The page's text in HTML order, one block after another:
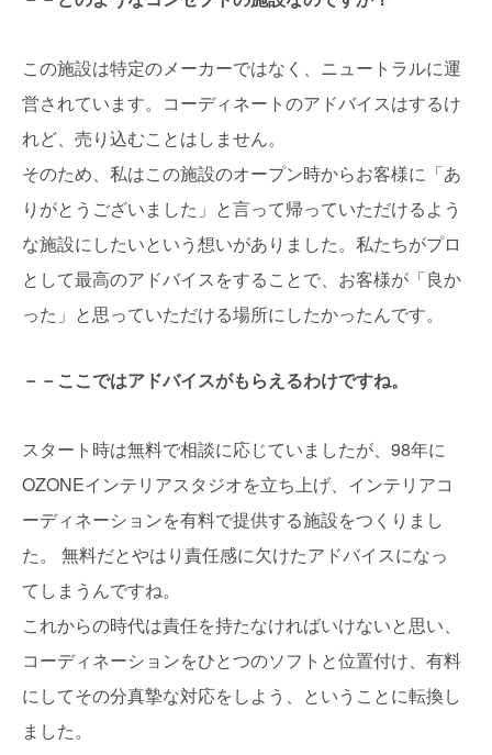
この施設は特定のメーカーではなく、ニュートラルに運
営されています。コーディネートのアドバイスはするけ
れど、売り込むことはしません。
そのため、私はこの施設のオープン時からお客様に「あ
りがとうございました」と言って帰っていただけるよう
な施設にしたいという想いがありました。私たちがプロ
として最高のアドバイスをすることで、お客様が「良か
った」と思っていただける場所にしたかったんです。
－－ここではアドバイスがもらえるわけですね。
スタート時は無料で相談に応じていましたが、98年に
OZONEインテリアスタジオを立ち上げ、インテリアコ
ーディネーションを有料で提供する施設をつくりまし
た。 無料だとやはり責任感に欠けたアドバイスになっ
てしまうんですね。
これからの時代は責任を持たなければいけないと思い、
コーディネーションをひとつのソフトと位置付け、有料
にしてその分真摯な対応をしよう、ということに転換し
ました。